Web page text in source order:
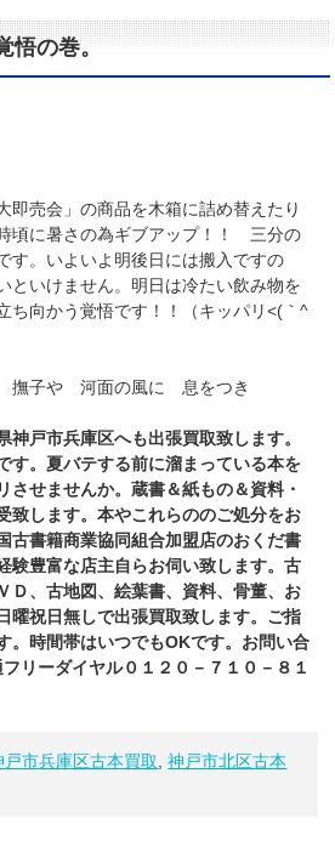
悟の巻。
売会」の商品を木箱に詰め替えたり
頃に暑さの為ギブアップ！！ 三分の
す。いよいよ明後日には搬入ですの
といけません。明日は冷たい飲み物を
ち向かう覚悟です！！（キッパリ<(｀^
風に 息をつき
神戸市兵庫区へも出張買取致します。
す。夏バテする前に溜まっている本を
させませんか。蔵書＆紙もの＆資料・
致します。本やこれらののご処分をお
古書籍商業協同組合加盟店のおくだ書
験豊富な店主自らお伺い致します。古
Ｄ、古地図、絵葉書、資料、骨董、お
曜祝日無しで出張買取致します。ご指
。時間帯はいつでもOKです。お問い合
リーダイヤル０１２０－７１０－８１
戸市兵庫区古本買取 ,神戸市北区古本